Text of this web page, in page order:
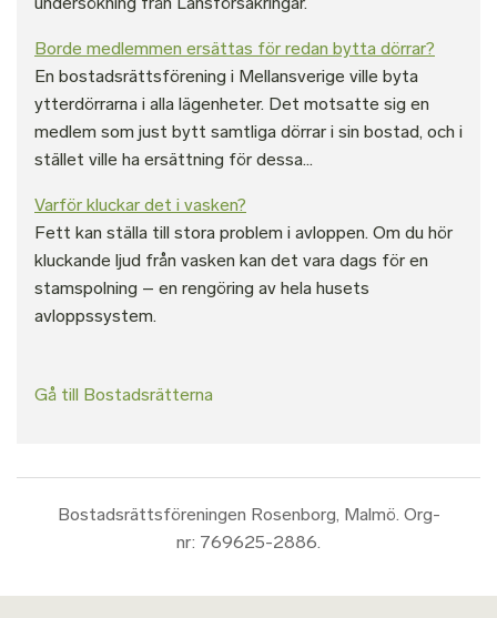
Borde medlemmen ersättas för redan bytta dörrar?
En bostadsrättsförening i Mellansverige ville byta
ytterdörrarna i alla lägenheter. Det motsatte sig en
medlem som just bytt samtliga dörrar i sin bostad, och i
stället ville ha ersättning för dessa...
Varför kluckar det i vasken?
Fett kan ställa till stora problem i avloppen. Om du hör
kluckande ljud från vasken kan det vara dags för en
stamspolning – en rengöring av hela husets
avloppssystem.
Gå till Bostadsrätterna
Bostadsrättsföreningen Rosenborg, Malmö. Org-
nr: 769625-2886.